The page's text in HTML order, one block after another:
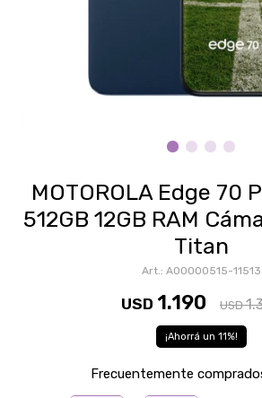
MOTOROLA Edge 70
512GB 12GB RAM
Titan
A00000515-11513
USD 1.190 USD
11
Frecuentemente